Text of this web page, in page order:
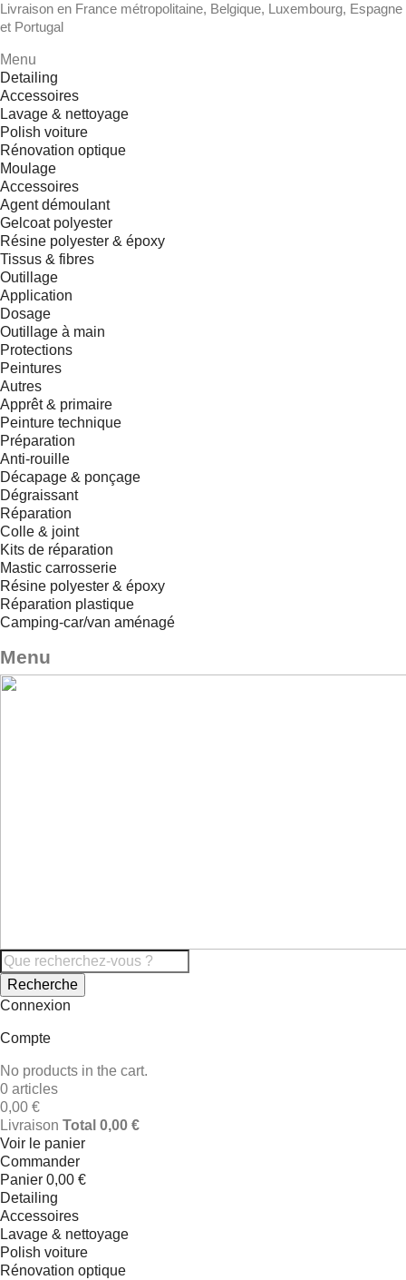
Livraison en France métropolitaine, Belgique, Luxembourg, Espagne
et Portugal
Menu
Detailing
Accessoires
Lavage & nettoyage
Polish voiture
Rénovation optique
Moulage
Accessoires
Agent démoulant
Gelcoat polyester
Résine polyester & époxy
Tissus & fibres
Outillage
Application
Dosage
Outillage à main
Protections
Peintures
Autres
Apprêt & primaire
Peinture technique
Préparation
Anti-rouille
Décapage & ponçage
Dégraissant
Réparation
Colle & joint
Kits de réparation
Mastic carrosserie
Résine polyester & époxy
Réparation plastique
Camping-car/van aménagé
Menu
Recherche
Connexion
Compte
No products in the cart.
0 articles
0,00 €
Livraison Total 0,00 €
Voir le panier
Commander
Panier 0,00 €
Detailing
Accessoires
Lavage & nettoyage
Polish voiture
Rénovation optique